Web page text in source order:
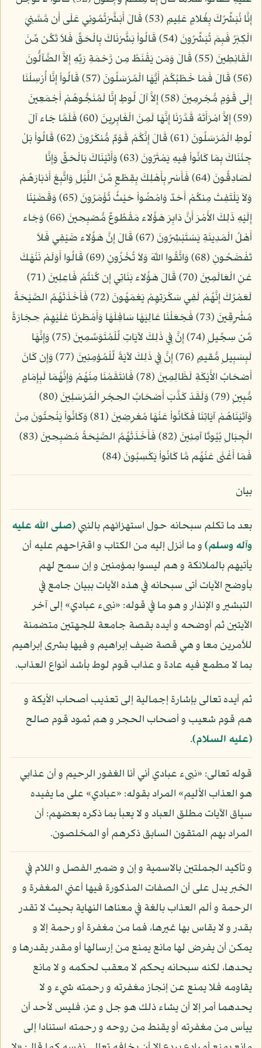
إِنَّا نُبَشِّرُكَ بِغُلامٍ عَلِيمٍ (53) قَالَ أَبَشَّرْتُمُونِي عَلَى أَن مَّسَّنِيَ
الْكِبَرُ فَبِمَ تُبَشِّرُونَ (54) قَالُواْ بَشَّرْنَاكَ بِالْحَقِّ فَلاَ تَكُن مِّنَ
الْقَانِطِينَ (55) قَالَ وَمَن يَقْنَطُ مِن رَّحْمَةِ رَبِّهِ إِلاَّ الضَّآلُّونَ
(56) قَالَ فَمَا خَطْبُكُمْ أَيُّهَا الْمُرْسَلُونَ (57) قَالُواْ إِنَّا أُرْسِلْنَا
إِلَى قَوْمٍ مُّجْرِمِينَ (58) إِلاَّ آلَ لُوطٍ إِنَّا لَمُنَجُّوهُمْ أَجْمَعِينَ
(59) إِلاَّ امْرَأَتَهُ قَدَّرْنَا إِنَّهَا لَمِنَ الْغَابِرِينَ (60) فَلَمَّا جَاء آلَ
لُوطٍ الْمُرْسَلُونَ (61) قَالَ إِنَّكُمْ قَوْمٌ مُّنكَرُونَ (62) قَالُواْ بَلْ
جِئْنَاكَ بِمَا كَانُواْ فِيهِ يَمْتَرُونَ (63) وَأَتَيْنَاكَ بَالْحَقِّ وَإِنَّا
لَصَادِقُونَ (64) فَأَسْرِ بِأَهْلِكَ بِقِطْعٍ مِّنَ اللَّيْلِ وَاتَّبِعْ أَدْبَارَهُمْ
وَلاَ يَلْتَفِتْ مِنكُمْ أَحَدٌ وَامْضُواْ حَيْثُ تُؤْمَرُونَ (65) وَقَضَيْنَا
إِلَيْهِ ذَلِكَ الأَمْرَ أَنَّ دَابِرَ هَؤُلاء مَقْطُوعٌ مُّصْبِحِينَ (66) وَجَاء
أَهْلُ الْمَدِينَةِ يَسْتَبْشِرُونَ (67) قَالَ إِنَّ هَؤُلاء ضَيْفِي فَلاَ
تَفْضَحُونِ (68) وَاتَّقُوا اللّهَ وَلاَ تُخْزُونِ (69) قَالُوا أَوَلَمْ نَنْهَكَ
عَنِ الْعَالَمِينَ (70) قَالَ هَؤُلاء بَنَاتِي إِن كُنتُمْ فَاعِلِينَ (71)
لَعَمْرُكَ إِنَّهُمْ لَفِي سَكْرَتِهِمْ يَعْمَهُونَ (72) فَأَخَذَتْهُمُ الصَّيْحَةُ
مُشْرِقِينَ (73) فَجَعَلْنَا عَالِيَهَا سَافِلَهَا وَأَمْطَرْنَا عَلَيْهِمْ حِجَارَةً
مِّن سِجِّيلٍ (74) إِنَّ فِي ذَلِكَ لآيَاتٍ لِّلْمُتَوَسِّمِينَ (75) وَإِنَّهَا
لَبِسَبِيلٍ مُّقيمٍ (76) إِنَّ فِي ذَلِكَ لآيَةً لِّلْمُؤمِنِينَ (77) وَإِن كَانَ
أَصْحَابُ الأَيْكَةِ لَظَالِمِينَ (78) فَانتَقَمْنَا مِنْهُمْ وَإِنَّهُمَا لَبِإِمَامٍ
مُّبِينٍ (79) وَلَقَدْ كَذَّبَ أَصْحَابُ الحِجْرِ الْمُرْسَلِينَ (80)
وَآتَيْنَاهُمْ آيَاتِنَا فَكَانُواْ عَنْهَا مُعْرِضِينَ (81) وَكَانُواْ يَنْحِتُونَ مِنَ
الْجِبَالِ بُيُوتًا آمِنِينَ (82) فَأَخَذَتْهُمُ الصَّيْحَةُ مُصْبِحِينَ (83)
فَمَا أَغْنَى عَنْهُم مَّا كَانُواْ يَكْسِبُونَ (84)
بيان
بعد ما تكلم سبحانه حول استهزائهم بالنبي(صلى الله عليه
وآله وسلم)و ما أنزل إليه من الكتاب و اقتراحهم عليه أن
يأتيهم بالملائكة و هم ليسوا بمؤمنين و إن سمح لهم
بأوضح الآيات أتى سبحانه في هذه الآيات ببيان جامع في
التبشير و الإنذار و هو ما في قوله: «نبىء عبادي» إلى آخر
الآيتين ثم أوضحه و أيده بقصة جامعة للجهتين متضمنة
للأمرين معا و هي قصة ضيف إبراهيم و فيها بشرى إبراهيم
بما لا مطمع فيه عادة و عذاب قوم لوط بأشد أنواع العذاب.
ثم أيده تعالى بإشارة إجمالية إلى تعذيب أصحاب الأيكة و
هم قوم شعيب و أصحاب الحجر و هم ثمود قوم صالح
(عليه السلام).
قوله تعالى: «نبىء عبادي أني أنا الغفور الرحيم و أن عذابي
هو العذاب الأليم» المراد بقوله: «عبادي» على ما يفيده
سياق الآيات مطلق العباد و لا يعبأ بما ذكره بعضهم: أن
المراد بهم المتقون السابق ذكرهم أو المخلصون.
و تأكيد الجملتين بالاسمية و إن و ضمير الفصل و اللام في
الخبر يدل على أن الصفات المذكورة فيها أعني المغفرة و
الرحمة و ألم العذاب بالغة في معناها النهاية بحيث لا تقدر
بقدر و لا يقاس بها غيرها، فما من مغفرة أو رحمة إلا و
يمكن أن يفرض لها مانع يمنع من إرسالها أو مقدر يقدرها و
يحدها، لكنه سبحانه يحكم لا معقب لحكمه و لا مانع
يقاومه فلا يمنع عن إنجاز مغفرته و رحمته شيء و لا
يحدهما أمر إلا أن يشاء ذلك هو جل و عز، فليس لأحد أن
ييأس من مغفرته أو يقنط من روحه و رحمته استنادا إلى